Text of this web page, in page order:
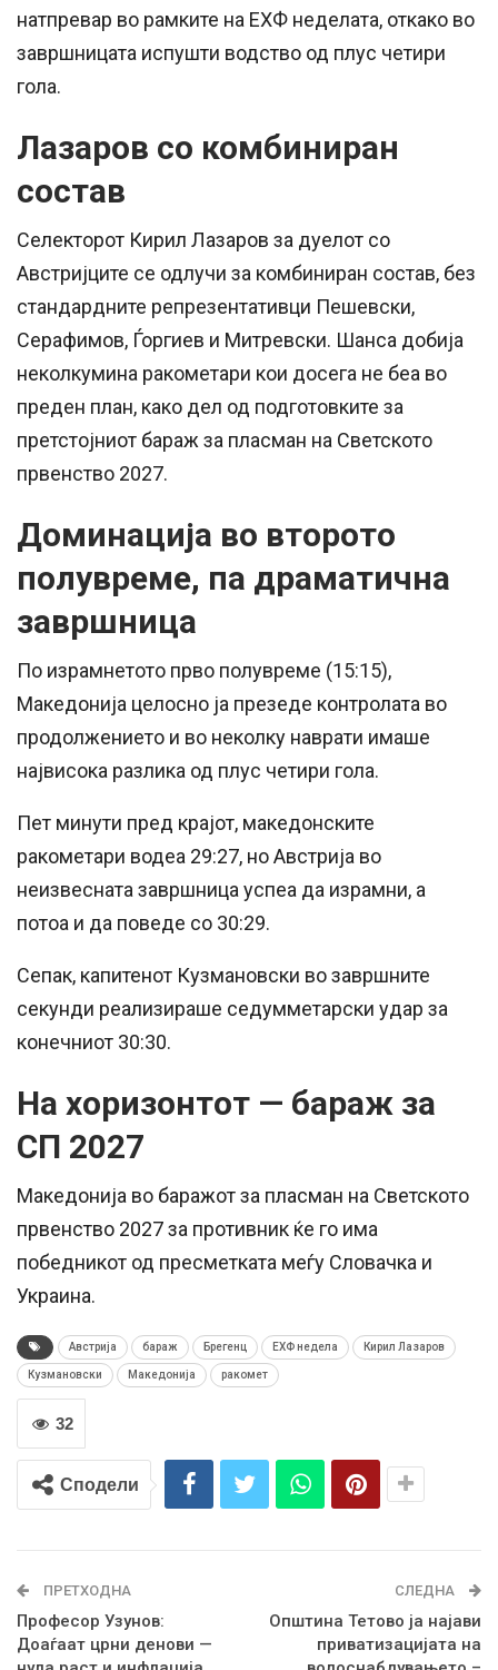
натпревар во рамките на ЕХФ неделата, откако во
завршницата испушти водство од плус четири
гола.
Лазаров со комбиниран
состав
Селекторот Кирил Лазаров за дуелот со
Австријците се одлучи за комбиниран состав, без
стандардните репрезентативци Пешевски,
Серафимов, Ѓоргиев и Митревски. Шанса добија
неколкумина ракометари кои досега не беа во
преден план, како дел од подготовките за
претстојниот бараж за пласман на Светското
првенство 2027.
Доминација во второто
полувреме, па драматична
завршница
По израмнетото прво полувреме (15:15),
Македонија целосно ја презеде контролата во
продолжението и во неколку наврати имаше
највисока разлика од плус четири гола.
Пет минути пред крајот, македонските
ракометари водеа 29:27, но Австрија во
неизвесната завршница успеа да израмни, а
потоа и да поведе со 30:29.
Сепак, капитенот Кузмановски во завршните
секунди реализираше седумметарски удар за
конечниот 30:30.
На хоризонтот — бараж за
СП 2027
Македонија во баражот за пласман на Светското
првенство 2027 за противник ќе го има
победникот од пресметката меѓу Словачка и
Украина.
Австрија бараж Брегенц ЕХФ недела Кирил Лазаров
Кузмановски Македонија ракомет
32
Сподели
ПРЕТХОДНА
Професор Узунов:
Доаѓаат црни денови —
СЛЕДНА
Општина Тетово ја најави
приватизацијата на